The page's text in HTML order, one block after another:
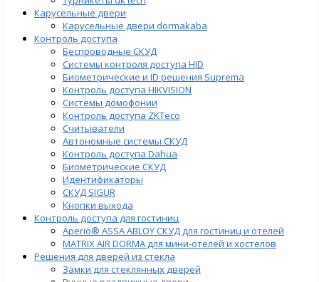
Карусельные двери
Карусельные двери dormakaba
Контроль доступа
Беспроводные СКУД
Системы контроля доступа HID
Биометрические и ID решения Suprema
Контроль доступа HIKVISION
Системы домофонии
Контроль доступа ZKTeco
Считыватели
Автономные системы СКУД
Контроль доступа Dahua
Биометрические СКУД
Идентификаторы
СКУД SIGUR
Кнопки выхода
Контроль доступа для гостиниц
Aperio® ASSA ABLOY СКУД для гостиниц и отелей
MATRIX AIR DORMA для мини-отелей и хостелов
Решения для дверей из стекла
Замки для стеклянных дверей